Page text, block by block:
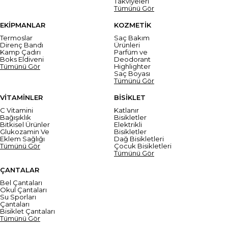
Tümünü Gör
EKİPMANLAR
Termoslar
Direnç Bandı
Kamp Çadırı
Boks Eldiveni
Tümünü Gör
KOZMETİK
Saç Bakım
Ürünleri
Parfüm ve
Deodorant
Highlighter
Saç Boyası
Tümünü Gör
VİTAMİNLER
C Vitamini
Bağışıklık
Bitkisel Ürünler
Glukozamin Ve
Eklem Sağlığı
Tümünü Gör
BİSİKLET
Katlanır
Bisikletler
Elektrikli
Bisikletler
Dağ Bisikletleri
Çocuk Bisikletleri
Tümünü Gör
ÇANTALAR
Bel Çantaları
Okul Çantaları
Su Sporları
Çantaları
Bisiklet Çantaları
Tümünü Gör